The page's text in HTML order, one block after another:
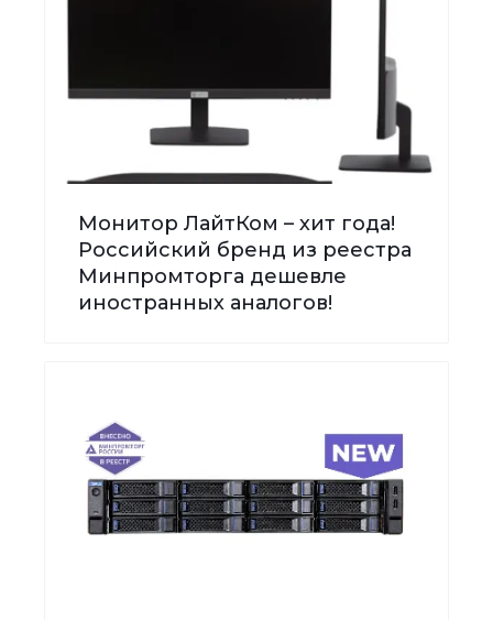
Монитор ЛайтКом – хит года!
Российский бренд из реестра
Минпромторга дешевле
иностранных аналогов!